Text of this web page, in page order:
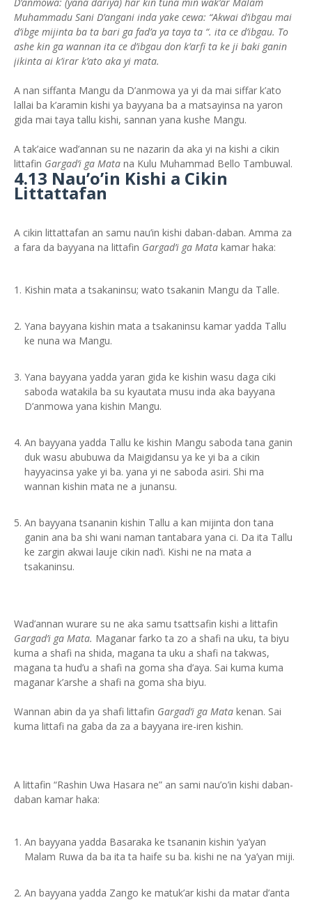
Muhammadu Sani D’angani inda yake cewa: “Akwai d’ibgau mai
d’ibge mijinta ba ta bari ga fad’a ya taya ta “. ita ce d’ibgau. To
ashe kin ga wannan ita ce d’ibgau don k’arfi ta ke ji baki ganin
jikinta ai k’irar k’ato aka yi mata.
A nan siffanta Mangu da D’anmowa ya yi da mai siffar k’ato
lallai ba k’aramin kishi ya bayyana ba a matsayinsa na yaron
gida mai taya tallu kishi, sannan yana kushe Mangu.
A tak’aice wad’annan su ne nazarin da aka yi na kishi a cikin
littafin Gargad’i ga Mata na Kulu Muhammad Bello Tambuwal.
4.13 Nau’o’in Kishi a Cikin
Littattafan
A cikin littattafan an samu nau’in kishi daban-daban. Amma za
a fara da bayyana na littafin Gargad’i ga Mata kamar haka:
Kishin mata a tsakaninsu; wato tsakanin Mangu da Talle.
Yana bayyana kishin mata a tsakaninsu kamar yadda Tallu
ke nuna wa Mangu.
Yana bayyana yadda yaran gida ke kishin wasu daga ciki
saboda watakila ba su kyautata musu inda aka bayyana
D’anmowa yana kishin Mangu.
An bayyana yadda Tallu ke kishin Mangu saboda tana ganin
duk wasu abubuwa da Maigidansu ya ke yi ba a cikin
hayyacinsa yake yi ba. yana yi ne saboda asiri. Shi ma
wannan kishin mata ne a junansu.
An bayyana tsananin kishin Tallu a kan mijinta don tana
ganin ana ba shi wani naman tantabara yana ci. Da ita Tallu
ke zargin akwai lauje cikin nad’i. Kishi ne na mata a
tsakaninsu.
Wad’annan wurare su ne aka samu tsattsafin kishi a littafin
Gargad’i ga Mata. Maganar farko ta zo a shafi na uku, ta biyu
kuma a shafi na shida, magana ta uku a shafi na takwas,
magana ta hud’u a shafi na goma sha d’aya. Sai kuma kuma
maganar k’arshe a shafi na goma sha biyu.
Wannan abin da ya shafi littafin Gargad’i ga Mata kenan. Sai
kuma littafi na gaba da za a bayyana ire-iren kishin.
A littafin “Rashin Uwa Hasara ne” an sami nau’o’in kishi daban-
daban kamar haka:
An bayyana yadda Basaraka ke tsananin kishin ‘ya’yan
Malam Ruwa da ba ita ta haife su ba. kishi ne na ‘ya’yan miji.
An bayyana yadda Zango ke matuk’ar kishi da matar d’anta